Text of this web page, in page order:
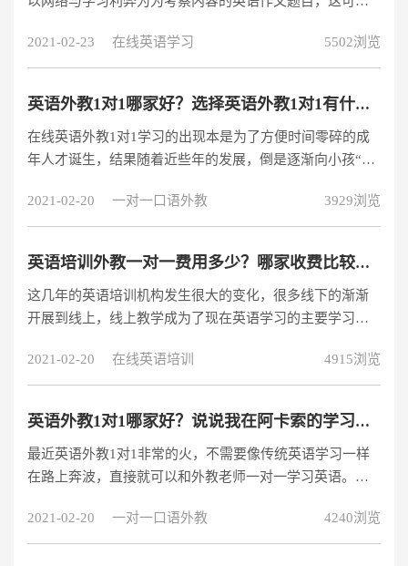
必要的。今天来和大家分享下关于网络学习英语利弊的英
语学习资料，不会写的可要学习一下了。
2021-02-23 在线英语学习 5502浏览
英语外教1对1哪家好？选择英语外教1对1有什么优势？
在线英语外教1对1学习的出现本是为了方便时间零碎的成
年人才诞生，结果随着近些年的发展，倒是逐渐向小孩“倒
源不均的局面，让五湖四海的学员都能享受到一样的教学
资源。话虽如此，学员的学习效果还是存在着差异，这是
2021-02-20 一对一口语外教 3929浏览
英语培训外教一对一费用多少？哪家收费比较划算？
这几年的英语培训机构发生很大的变化，很多线下的渐渐
开展到线上，线上教学成为了现在英语学习的主要学习方
一对一费用多少？哪家一对一培训机构收费实惠？
2021-02-20 在线英语培训 4915浏览
英语外教1对1哪家好？说说我在阿卡索的学习感受
最近英语外教1对1非常的火，不需要像传统英语学习一样
在路上奔波，直接就可以和外教老师一对一学习英语。确
外教1对1哪家好？
2021-02-20 一对一口语外教 4240浏览